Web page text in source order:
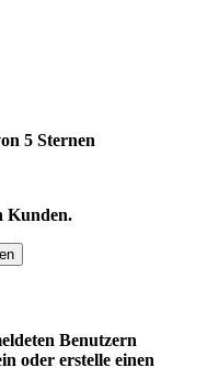
5 Sternen
Kunden.
Benutzern
oder erstelle einen